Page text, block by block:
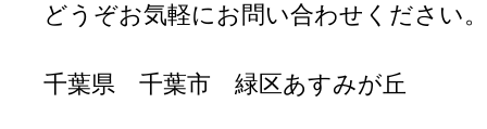
どうぞお気軽にお問い合わせください。
千葉県 千葉市 緑区あすみが丘